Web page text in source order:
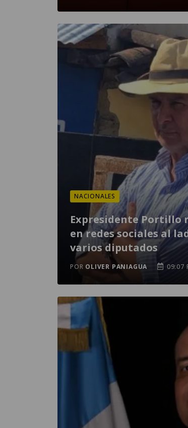
NACIONALES
Expresidente Portillo
en redes sociales al
varios diputados
POR OLIVER PANIAGUA 09:07